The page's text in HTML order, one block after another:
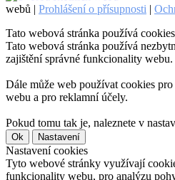
webů | Prohlášení o přísupnosti |
Tato webová stránka používá cookies
Tato webová stránka používá
zajištění správné funkcionality webu.
Dále může web používat cookies
webu a pro reklamní účely.
Pokud tomu tak je, naleznete v
Ok Nastavení
Nastavení cookies
Tyto webové stránky využívají
funkcionality webu, pro analýzu